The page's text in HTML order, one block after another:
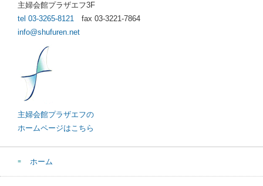
主婦会館プラザエフ3F
tel 03-3265-8121 fax 03-3221-7864
info@shufuren.net
主婦会館プラザエフの
ホームページはこちら
ホーム